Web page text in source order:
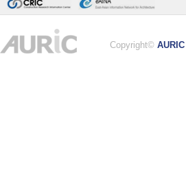
Copyright© AURIC